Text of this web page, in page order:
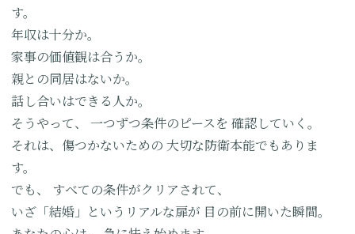
す。
年収は十分か。
家事の価値観は合うか。
親との同居はないか。
話し合いはできる人か。
そうやって、
一つずつ条件のピースを 確認していく。
それは、傷つかないための 大切な防衛本能でもありま
す。
でも、
すべての条件がクリアされて、
いざ「結婚」というリアルな扉が 目の前に開いた瞬間。